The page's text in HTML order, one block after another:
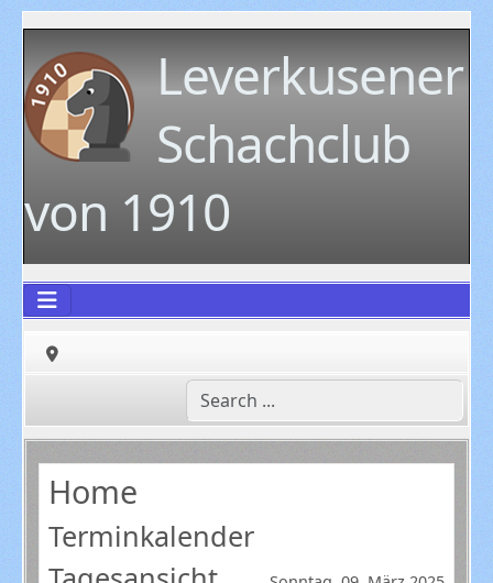
Leverkusener
Schachclub
von 1910
Home
Terminkalender